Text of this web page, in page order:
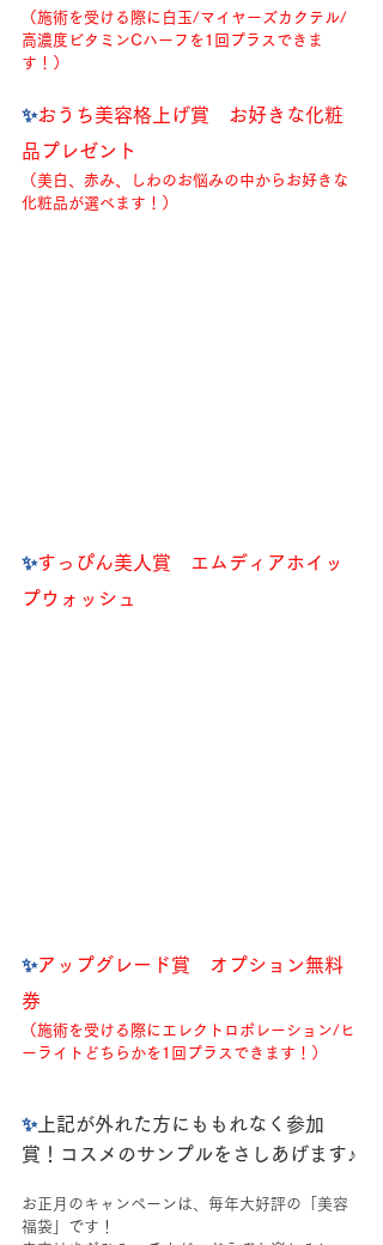
（施術を受ける際に白玉/マイヤーズカクテル/
高濃度ビタミンCハーフを1回プラスできま
す！）
✨️おうち美容格上げ賞　お好きな化粧
品プレゼント
（美白、赤み、しわのお悩みの中からお好きな
化粧品が選べます！）
✨️すっぴん美人賞　エムディアホイッ
プウォッシュ
✨️アップグレード賞　オプション無料
券
（施術を受ける際にエレクトロポレーション/ヒ
ーライトどちらかを1回プラスできます！）
✨️上記が外れた方にももれなく参加
賞！コスメのサンプルをさしあげます♪
お正月のキャンペーンは、毎年大好評の「美容
福袋」です！